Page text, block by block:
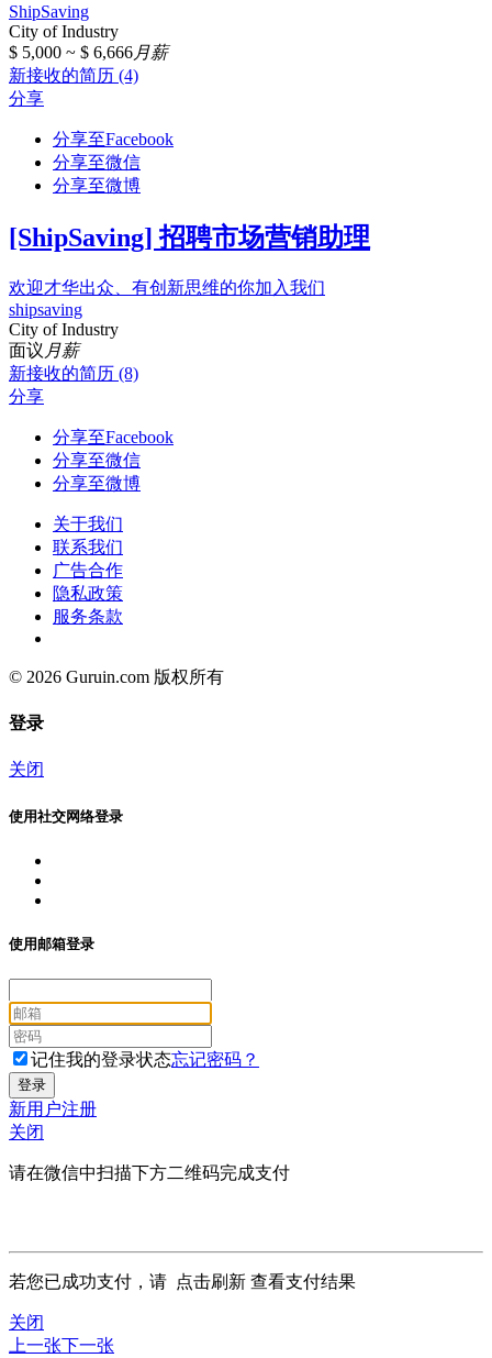
ShipSaving
City of Industry
$ 5,000 ~ $ 6,666月薪
新接收的简历 (4)
分享
分享至Facebook
分享至微信
分享至微博
[ShipSaving] 招聘市场营销助理
欢迎才华出众、有创新思维的你加入我们
shipsaving
City of Industry
面议 月薪
新接收的简历 (8)
分享
分享至Facebook
分享至微信
分享至微博
关于我们
联系我们
广告合作
隐私政策
服务条款
© 2026 Guruin.com 版权所有
登录
关闭
使用社交网络登录
使用邮箱登录
记住我的登录状态忘记密码？
新用户注册
关闭
请在微信中扫描下方二维码完成支付
若您已成功支付，请 点击刷新 查看支付结果
关闭
上一张下一张